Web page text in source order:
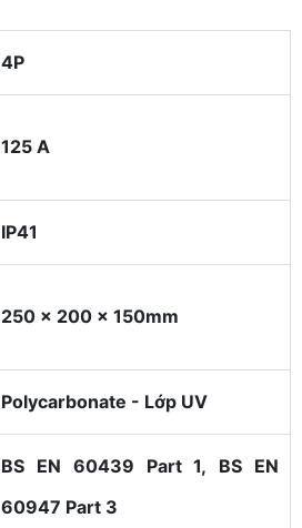
4P
125 A
IP41
250 x 200 x 150mm
Polycarbonate - Lớp UV
BS EN 60439 Part 1, BS EN
60947 Part 3